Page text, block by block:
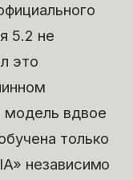
5.2 не
это
модель вдвое
только
независимо